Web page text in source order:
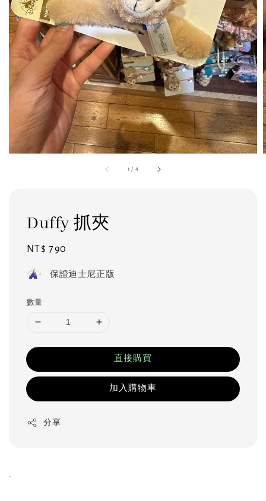
1 / 4
Duffy 抓夾
Regular
NT$ 790
保證迪士尼正版
數量
直接購買
加入購物車
分享